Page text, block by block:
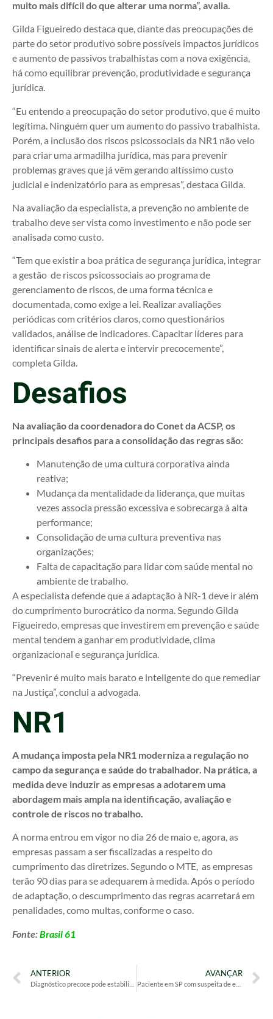
muito mais difícil do que alterar uma norma”, avalia.
Gilda Figueiredo destaca que, diante das preocupações de
parte do setor produtivo sobre possíveis impactos jurídicos
e aumento de passivos trabalhistas com a nova exigência,
há como equilibrar prevenção, produtividade e segurança
jurídica.
“Eu entendo a preocupação do setor produtivo, que é muito
legítima. Ninguém quer um aumento do passivo trabalhista.
Porém, a inclusão dos riscos psicossociais da NR1 não veio
para criar uma armadilha jurídica, mas para prevenir
problemas graves que já vêm gerando altíssimo custo
judicial e indenizatório para as empresas”, destaca Gilda.
Na avaliação da especialista, a prevenção no ambiente de
trabalho deve ser vista como investimento e não pode ser
analisada como custo.
“Tem que existir a boa prática de segurança jurídica, integrar
a gestão de riscos psicossociais ao programa de
gerenciamento de riscos, de uma forma técnica e
documentada, como exige a lei. Realizar avaliações
periódicas com critérios claros, como questionários
validados, análise de indicadores. Capacitar líderes para
identificar sinais de alerta e intervir precocemente”,
completa Gilda.
Desafios
Na avaliação da coordenadora do Conet da ACSP, os
principais desafios para a consolidação das regras são:
Manutenção de uma cultura corporativa ainda
reativa;
Mudança da mentalidade da liderança, que muitas
vezes associa pressão excessiva e sobrecarga à alta
performance;
Consolidação de uma cultura preventiva nas
organizações;
Falta de capacitação para lidar com saúde mental no
ambiente de trabalho.
A especialista defende que a adaptação à NR-1 deve ir além
do cumprimento burocrático da norma. Segundo Gilda
Figueiredo, empresas que investirem em prevenção e saúde
mental tendem a ganhar em produtividade, clima
organizacional e segurança jurídica.
“Prevenir é muito mais barato e inteligente do que remediar
na Justiça”, conclui a advogada.
NR1
A mudança imposta pela NR1 moderniza a regulação no
campo da segurança e saúde do trabalhador. Na prática, a
medida deve induzir as empresas a adotarem uma
abordagem mais ampla na identificação, avaliação e
controle de riscos no trabalho.
A norma entrou em vigor no dia 26 de maio e, agora, as
empresas passam a ser fiscalizadas a respeito do
cumprimento das diretrizes. Segundo o MTE, as empresas
terão 90 dias para se adequarem à medida. Após o período
de adaptação, o descumprimento das regras acarretará em
penalidades, como multas, conforme o caso.
Fonte:Brasil 61
ANTERIOR AVANÇAR
Paciente em SP com suspeita de ebola testa positivo para meningite